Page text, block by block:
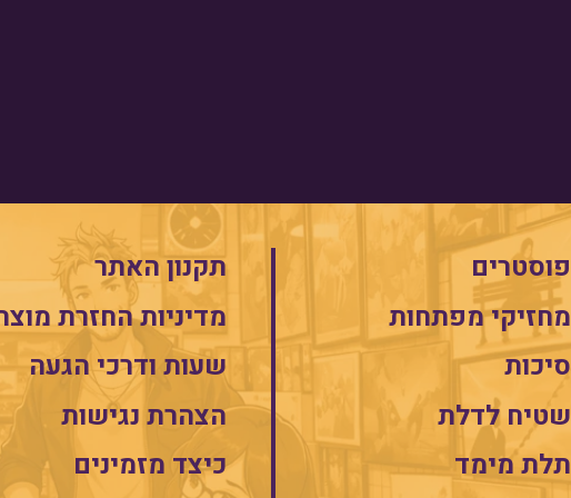
פוסטרים
מחזיקי מפתחות
סיכות
שטיח לדלת
תלת מימד
תקנון האתר
מדיניות החזרת
שעות ודרכי הגעה
הצהרת נגישות
כיצד מזמינים